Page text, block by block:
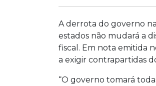
A derrota do governo
estados não mudará a
fiscal. Em nota emitida
a exigir contrapartidas
“O governo tomará